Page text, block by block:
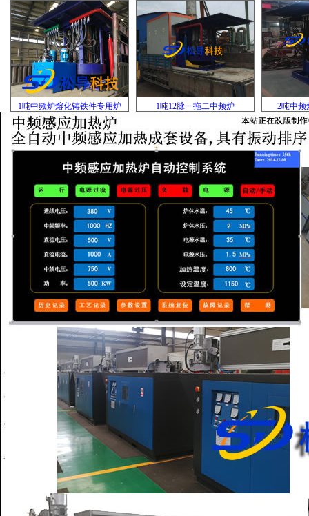
1吨中频炉熔化铸铁件专用炉 1吨12脉一拖二中频炉 2吨中频